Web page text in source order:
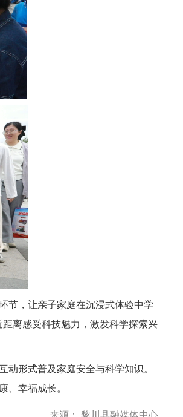
节，让亲子家庭在沉浸式体验中学
离感受科技魅力，激发科学探索兴
形式普及家庭安全与科学知识。
、幸福成长。
来源： 黎川县融媒体中心